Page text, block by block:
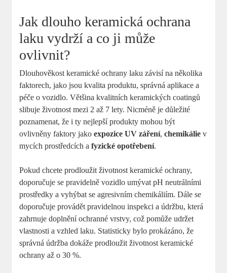
Jak dlouho keramická ochrana
laku vydrží a co ji může
ovlivnit?
Dlouhověkost keramické ochrany laku závisí na několika
faktorech, jako jsou kvalita produktu, správná aplikace a
péče o vozidlo. Většina kvalitních keramických coatingů
slibuje životnost mezi 2 až 7 lety. Nicméně je důležité
poznamenat, že i ty nejlepší produkty mohou být
ovlivněny faktory jakoexpozice UV záření,chemikálie v
mycích prostředcích afyzické opotřebení.
Pokud chcete prodloužit životnost keramické ochrany,
doporučuje se pravidelně vozidlo umývat pH neutrálními
prostředky a vyhýbat se agresivním chemikáliím. Dále se
doporučuje provádět pravidelnou inspekci a údržbu, která
zahrnuje doplnění ochranné vrstvy, což pomůže udržet
vlastnosti a vzhled laku. Statisticky bylo prokázáno, že
správná údržba dokáže prodloužit životnost keramické
ochrany až o 30 %.